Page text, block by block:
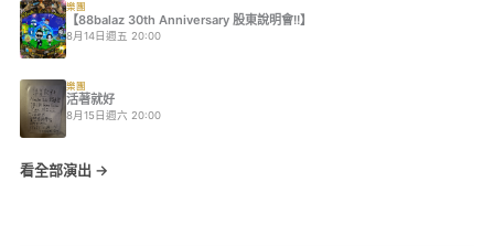
樂團
【88balaz 30th Anniversary 股東說明會!!】
8月14日週五 20:00
樂團
活著就好
8月15日週六 20:00
看全部演出 →